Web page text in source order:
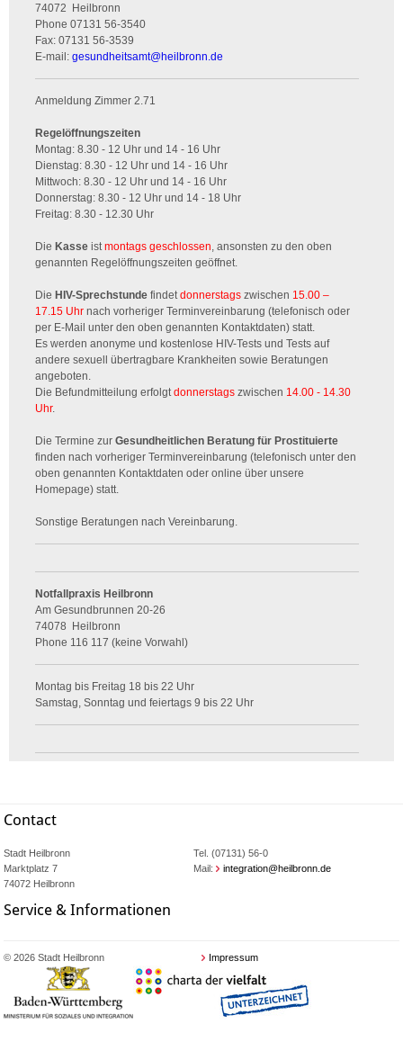
74072
Heilbronn
Phone 07131 56-3540
Fax: 07131 56-3539
E-mail: gesundheitsamt@heilbronn.de
Anmeldung Zimmer 2.71
Regelöffnungszeiten
Montag: 8.30 - 12 Uhr und 14 - 16 Uhr
Dienstag: 8.30 - 12 Uhr und 14 - 16 Uhr
Mittwoch: 8.30 - 12 Uhr und 14 - 16 Uhr
Donnerstag: 8.30 - 12 Uhr und 14 - 18 Uhr
Freitag: 8.30 - 12.30 Uhr
Die Kasse istmontags geschlossen, ansonsten zu den oben
genannten Regelöffnungszeiten geöffnet.
Die HIV-Sprechstunde findetdonnerstags zwischen 15.00 –
17.15 Uhr nach vorheriger Terminvereinbarung (telefonisch oder
per E-Mail unter den oben genannten Kontaktdaten) statt.
Es werden anonyme und kostenlose HIV-Tests und Tests auf
andere sexuell übertragbare Krankheiten sowie Beratungen
angeboten.
Die Befundmitteilung erfolgtdonnerstags zwischen 14.00 - 14.30
Uhr.
Die Termine zur Gesundheitlichen Beratung für Prostituierte
finden nach vorheriger Terminvereinbarung (telefonisch unter den
oben genannten Kontaktdaten oder online über unsere
Homepage) statt.
Sonstige Beratungen nach Vereinbarung.
Notfallpraxis Heilbronn
Am Gesundbrunnen 20-26
74078
Heilbronn
Phone 116 117 (keine Vorwahl)
Montag bis Freitag 18 bis 22 Uhr
Samstag, Sonntag und feiertags 9 bis 22 Uhr
Contact
Stadt Heilbronn
Marktplatz 7
74072 Heilbronn
Tel. (07131) 56-0
Mail:
integration@heilbronn.de
Service & Informationen
© 2026 Stadt Heilbronn Impressum